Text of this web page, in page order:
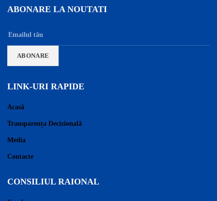
ABONARE LA NOUTATI
LINK-URI RAPIDE
Acasă
Transparența Decizională
Media
Contacte
CONSILIUL RAIONAL